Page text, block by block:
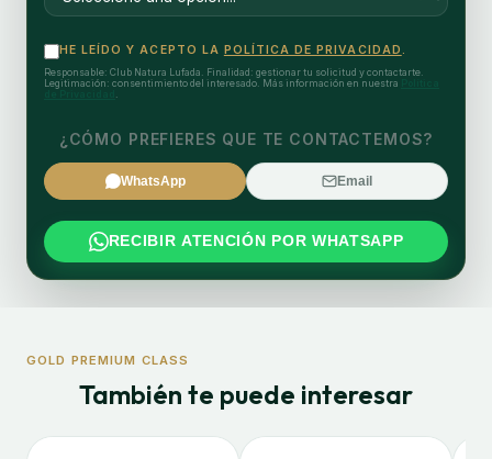
HE LEÍDO Y ACEPTO LA POLÍTICA DE PRIVACIDAD
Responsable: Club Natura Lufada. Finalidad: gestionar tu solicitud y contactarte.
Legitimación: consentimiento del interesado. Más información en nuestra
¿CÓMO PREFIERES QUE TE CONTACTEMOS?
WhatsApp Email
RECIBIR ATENCIÓN POR WHATSAPP
GOLD PREMIUM CLASS
También te puede interesar